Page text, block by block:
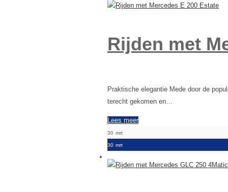
Rijden met
Praktische elegantie Mede door de
terecht gekomen en…
Lees meer
30 mrt
30 mrt